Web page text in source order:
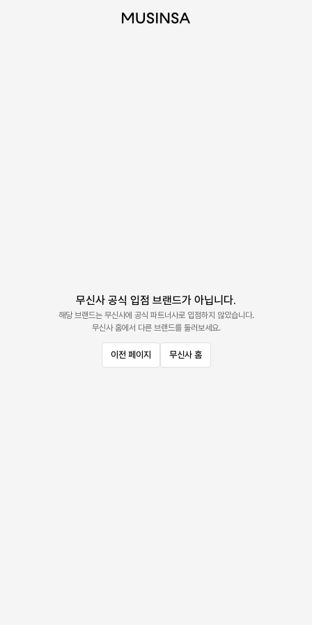
무신사 공식 입점 브랜드가 아닙니다.
해당 브랜드는 무신사에 공식 파트너사로 입점하지 않았습니다.
무신사 홈에서 다른 브랜드를 둘러보세요.
이전 페이지 무신사 홈